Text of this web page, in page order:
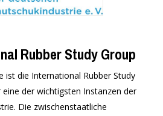
Rubber Study Group
ist die International Rubber Study
eine der wichtigsten Instanzen der
Die zwischenstaatliche